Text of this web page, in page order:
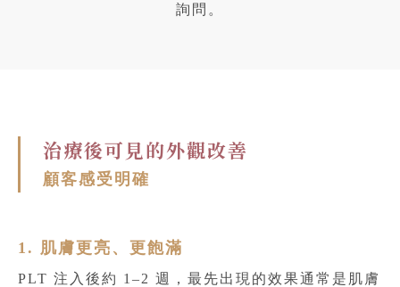
詢問。
治療後可見的外觀改善
顧客感受明確
1. 肌膚更亮、更飽滿
PLT 注入後約 1–2 週，最先出現的效果通常是肌膚